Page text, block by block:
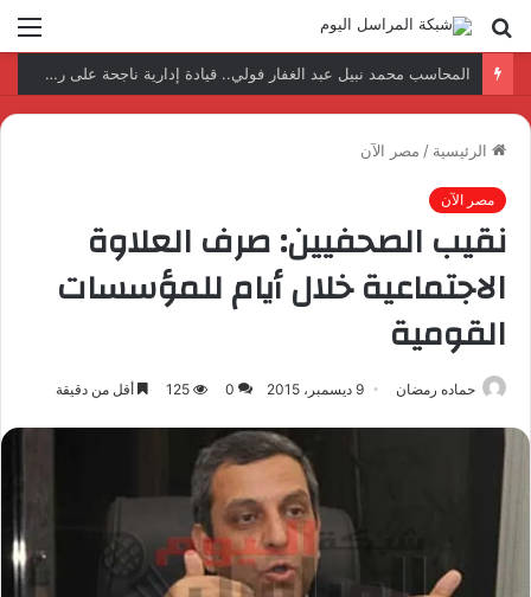
بحث
عن
نتائج إيجابية بعد زيارة وفد الجامعة المصرية النتائج إيجابية بعد زيارة وفد الجامعة المصرية الروسية لمصنع الإلكترونياتروسية لمصنع الإلكترونيات
الرئيسية / مصر الآن
مصر الآن
نقيب الصحفيين: صرف العلاوة
الاجتماعية خلال أيام للمؤسسات
القومية
حماده رمضان 9 ديسمبر، 2015 0
125 أقل من دقيقة